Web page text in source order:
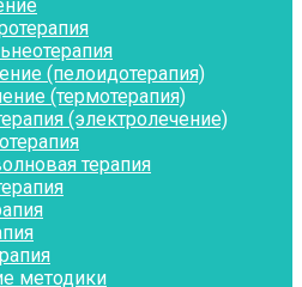
(пелоидотерапия)
(термотерапия)
(электролечение)
терапия
методики